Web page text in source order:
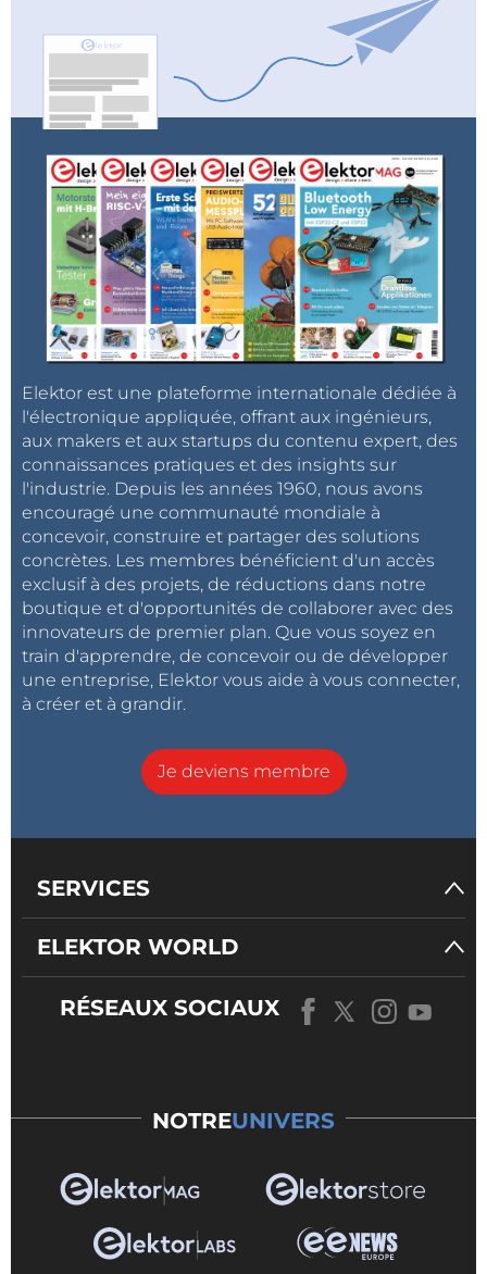
Elektor est une plateforme internationale dédiée à
l'électronique appliquée, offrant aux ingénieurs,
aux makers et aux startups du contenu expert, des
connaissances pratiques et des insights sur
l'industrie. Depuis les années 1960, nous avons
encouragé une communauté mondiale à
concevoir, construire et partager des solutions
concrètes. Les membres bénéficient d'un accès
exclusif à des projets, de réductions dans notre
boutique et d'opportunités de collaborer avec des
innovateurs de premier plan. Que vous soyez en
train d'apprendre, de concevoir ou de développer
une entreprise, Elektor vous aide à vous connecter,
à créer et à grandir.
Je deviens membre
SERVICES
ELEKTOR WORLD
RÉSEAUX SOCIAUX
NOTREUNIVERS